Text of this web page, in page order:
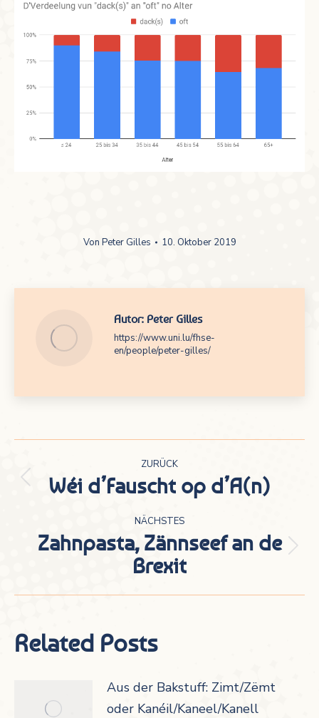
Von Peter Gilles 10. Oktober 2019
Autor: Peter Gilles
https://www.uni.lu/fhse-
en/people/peter-gilles/
Kommentarnavigation
ZURÜCK
Vorheriger
Wéi d’Fauscht op d’A(n)
NÄCHSTES
Nächster
Beitrag:
Zahnpasta, Zännseef an de
Brexit
Related Posts
Aus der Bakstuff: Zimt/Zëmt
oder Kanéil/Kaneel/Kanell